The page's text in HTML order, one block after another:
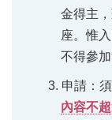
金得主
座。惟
不得參加
3. 申請：
內容不